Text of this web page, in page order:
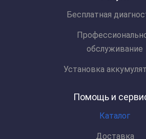
Бесплатная
обслуживание
Установка
Помощь и
Каталог
Доставка